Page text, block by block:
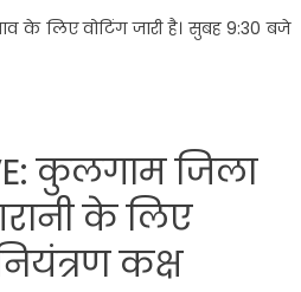
के लिए वोटिंग जारी है। सुबह 9:30 बजे
कुलगाम जिला
के लिए
कक्ष